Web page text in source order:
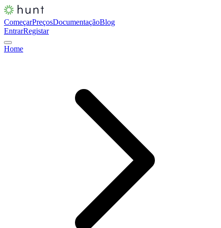
ComeçarPreçosDocumentaçãoBlog
EntrarRegistar
Home